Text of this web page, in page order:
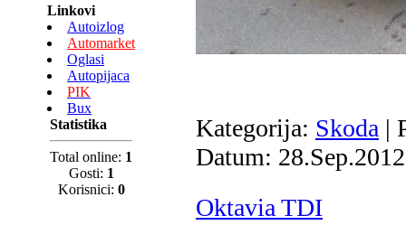
Linkovi
Autoizlog
Automarket
Oglasi
Autopijaca
PIK
Bux
Statistika
Total online: 1
Gosti: 1
Korisnici: 0
Kategorija: Skoda |
Datum: 28.Sep.2012
Oktavia TDI